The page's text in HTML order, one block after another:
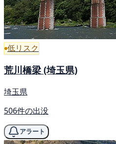
低リスク
荒川橋梁 (埼玉県)
埼玉県
506件の出没
アラート